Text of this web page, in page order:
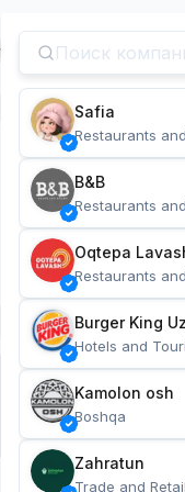
Safia
Restaurants
B&B
Restaurants
Oqtepa
Restaurants
Burger King
Hotels and
Kamolon osh
Boshqa
Zahratun
Trade and Retail